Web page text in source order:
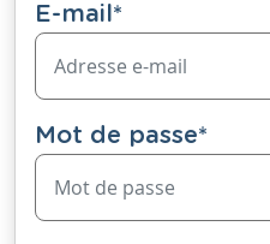
E-mail*
Mot de passe*